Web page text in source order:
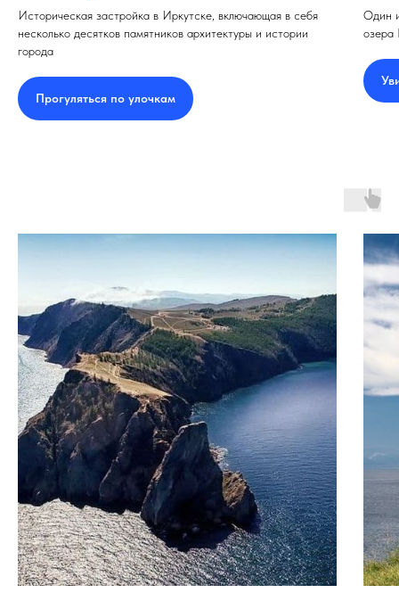
Историческая застройка в Иркутске, включающая в себя
несколько десятков памятников архитектуры и истории
города
Прогуляться по улочкам
Один
озера